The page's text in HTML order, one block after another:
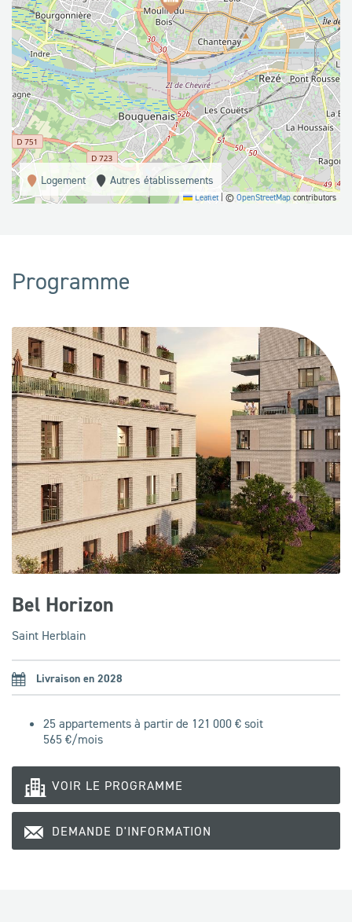
Logement Autres établissements
Leaflet ©OpenStreetMapcontributors
Programme
Bel Horizon
Saint Herblain
Livraison en 2028
25 appartements à partir de 121 000 € soit
565 €/mois
VOIR LE PROGRAMME
DEMANDE D'INFORMATION